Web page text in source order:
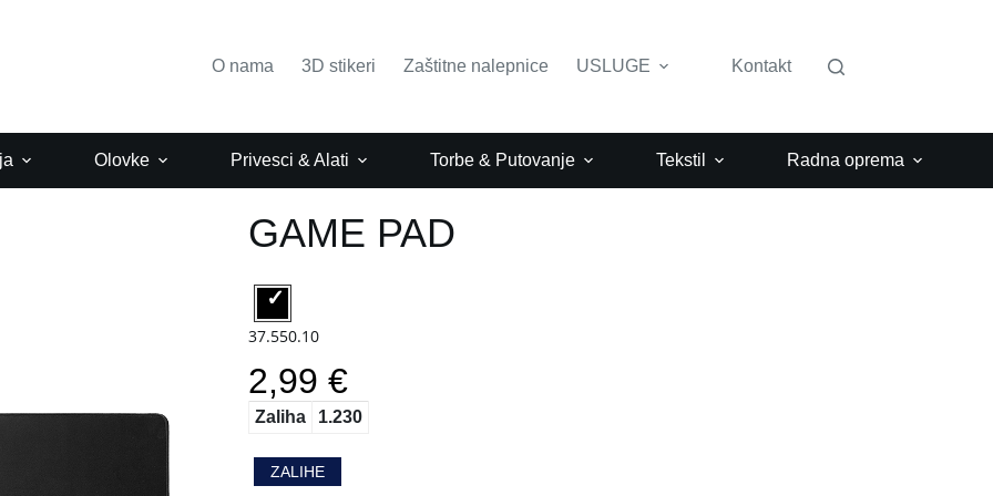
O nama
3D stikeri Zaštitne nalepnice USLUGE Kontakt
Olovke Privesci & Alati Torbe & Putovanje Tekstil Radna oprema
GAME PAD
37.550.10
2,99 €
Zaliha 1.230
ZALIHE